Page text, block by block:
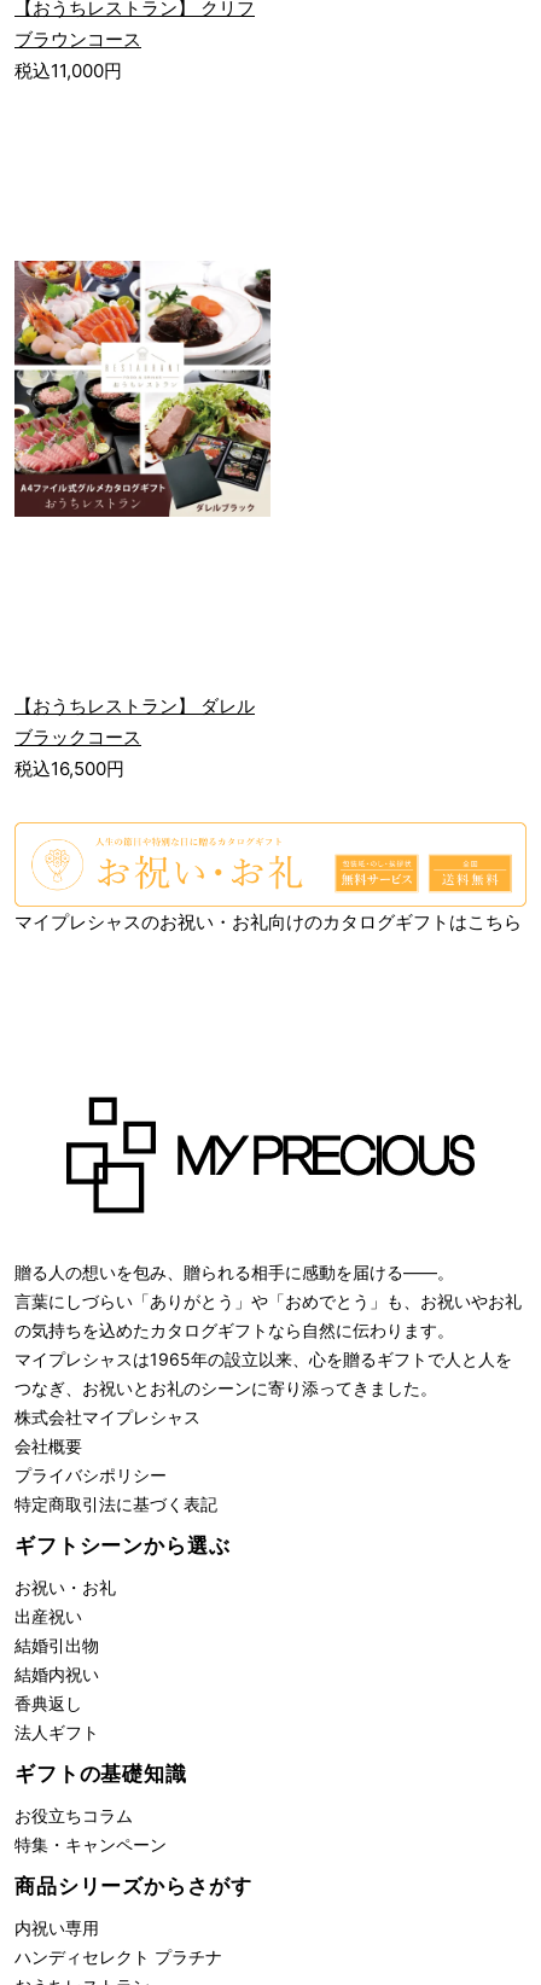
【おうちレストラン】 クリフ
ブラウンコース
税込11,000円
【おうちレストラン】 ダレル
ブラックコース
税込16,500円
マイプレシャスのお祝い・お礼向けのカタログギフトはこちら
贈る人の想いを包み、贈られる相手に感動を届ける――。
言葉にしづらい「ありがとう」や「おめでとう」も、お祝いやお礼
の気持ちを込めたカタログギフトなら自然に伝わります。
マイプレシャスは1965年の設立以来、心を贈るギフトで人と人を
つなぎ、お祝いとお礼のシーンに寄り添ってきました。
株式会社マイプレシャス
会社概要
プライバシポリシー
特定商取引法に基づく表記
ギフトシーンから選ぶ
お祝い・お礼
出産祝い
結婚引出物
結婚内祝い
香典返し
法人ギフト
ギフトの基礎知識
お役立ちコラム
特集・キャンペーン
商品シリーズからさがす
内祝い専用
ハンディセレクト プラチナ